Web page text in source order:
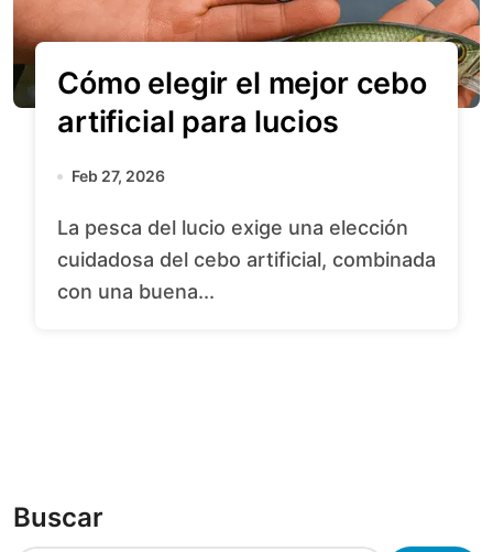
Cómo elegir el mejor cebo
artificial para lucios
Feb 27, 2026
La pesca del lucio exige una elección
cuidadosa del cebo artificial, combinada
con una buena...
Buscar